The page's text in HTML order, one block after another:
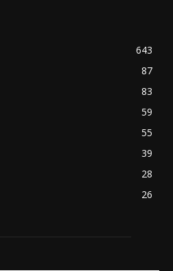
643
87
83
59
55
39
28
26